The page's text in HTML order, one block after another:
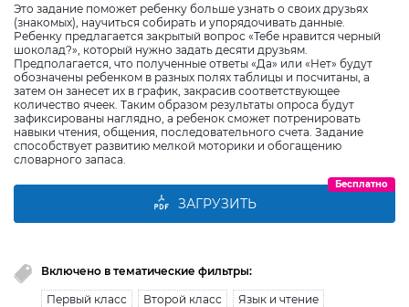
Это задание поможет ребенку больше узнать о своих друзьях
(знакомых), научиться собирать и упорядочивать данные.
Ребенку предлагается закрытый вопрос «Тебе нравится черный
шоколад?», который нужно задать десяти друзьям.
Предполагается, что полученные ответы «Да» или «Нет» будут
обозначены ребенком в разных полях таблицы и посчитаны, а
затем он занесет их в график, закрасив соответствующее
количество ячеек. Таким образом результаты опроса будут
зафиксированы наглядно, а ребенок сможет потренировать
навыки чтения, общения, последовательного счета. Задание
способствует развитию мелкой моторики и обогащению
словарного запаса.
ЗАГРУЗИТЬ
Бесплатно
Включено в тематические фильтры:
Первый класс Второй класс
Язык и чтение